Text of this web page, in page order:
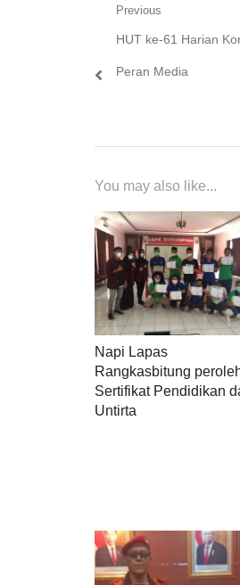
Navigasi
pos
Previous
Previous
post:
HUT ke-61 Harian
Peran Media
You may also like...
Napi Lapas
Rangkasbitung
Sertifikat Pendidikan
Untirta